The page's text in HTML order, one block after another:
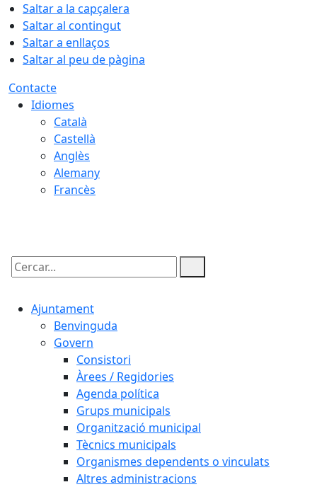
Saltar a la capçalera
Saltar al contingut
Saltar a enllaços
Saltar al peu de pàgina
Contacte
Idiomes
Català
Castellà
Anglès
Alemany
Francès
Cercar:
Ajuntament
Benvinguda
Govern
Consistori
Àrees / Regidories
Agenda política
Grups municipals
Organització municipal
Tècnics municipals
Organismes dependents o vinculats
Altres administracions